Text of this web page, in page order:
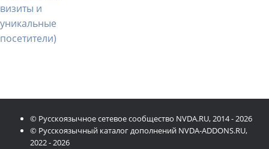
© Русскоязычное сетевое сообщество NVDA.RU, 2014 - 2026
© Русскоязычный каталог дополнений NVDA-ADDONS.RU,
2022 - 2026